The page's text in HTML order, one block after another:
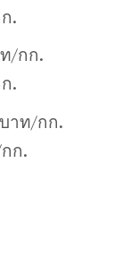
.
/กก.
.
าท/กก.
ก.